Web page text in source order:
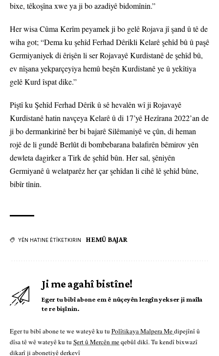
bixe, têkoşîna xwe ya ji bo azadiyê bidomînin.”
Her wisa Cûma Kerîm peyamek ji bo gelê Rojava jî şand û tê de
wiha got; “Dema ku şehîd Ferhad Dêrikli Kelarê şehîd bû û paşê
Germiyaniyek di êrişên li ser Rojavayê Kurdistanê de şehîd bû,
ev nîşana yekparçeyiya hemû beşên Kurdistanê ye û yekîtiya
gelê Kurd îspat dike.”
Piştî ku Şehîd Ferhad Dêrik û sê hevalên wî ji Rojavayê
Kurdistanê hatin navçeya Kelarê û di 17’yê Hezîrana 2022’an de
ji bo dermankirinê ber bi bajarê Silêmaniyê ve çûn, di heman
rojê de li gundê Berlût di bombebarana balafirên bêmirov yên
dewleta dagirker a Tirk de şehîd bûn. Her sal, şêniyên
Germiyanê û welatparêz her çar şehîdan li cihê lê şehîd bûne,
bibîr tînin.
YÊN HATINE ÊTÎKETKIRIN HEMÛ BAJAR
Ji me agahî bistîne!
Eger tu bibî abone em ê nûçeyên lezgîn yekser ji maîla
te re bişînin.
Eger tu bibî abone te we wateyê ku tu Polîtikaya Malpera Medipejînî û
dîsa tê wê wateyê ku tu Şert û Mercên meqebûl dikî. Tu kendî bixwazî
dikarî ji abonetiyê derkevî